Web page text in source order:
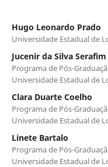
Hugo Leonardo Prado
Universidade Estadual de
Jucenir da Silva Serafim
Programa de Pós-
Universidade Estadual de
Clara Duarte Coelho
Programa de Pós-
Universidade Estadual de
Linete Bartalo
Programa de Pós-
Universidade Estadual de